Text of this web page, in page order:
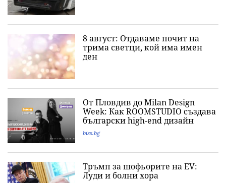
8 август: Отдаваме почит на
трима светци, кой има имен
ден
От Пловдив до Milan Design
Week: Как ROOMSTUDIO създава
български high-end дизайн
biss.bg
Тръмп за шофьорите на EV:
Луди и болни хора